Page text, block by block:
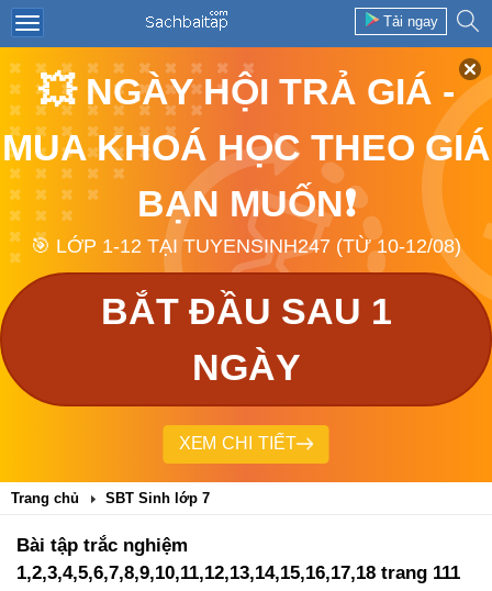
Tải ngay
💥 NGÀY HỘI TRẢ GIÁ -
MUA KHOÁ HỌC THEO GIÁ
BẠN MUỐN❗
🎯 LỚP 1-12 TẠI TUYENSINH247 (TỪ 10-12/08)
BẮT ĐẦU SAU 1
NGÀY
XEM CHI TIẾT
Trang chủ SBT Sinh lớp 7
Bài tập trắc nghiệm
1,2,3,4,5,6,7,8,9,10,11,12,13,14,15,16,17,18 trang 111